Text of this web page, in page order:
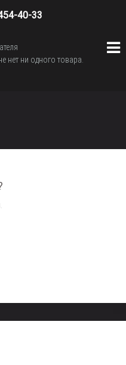
40-33
нет ни одного товара.